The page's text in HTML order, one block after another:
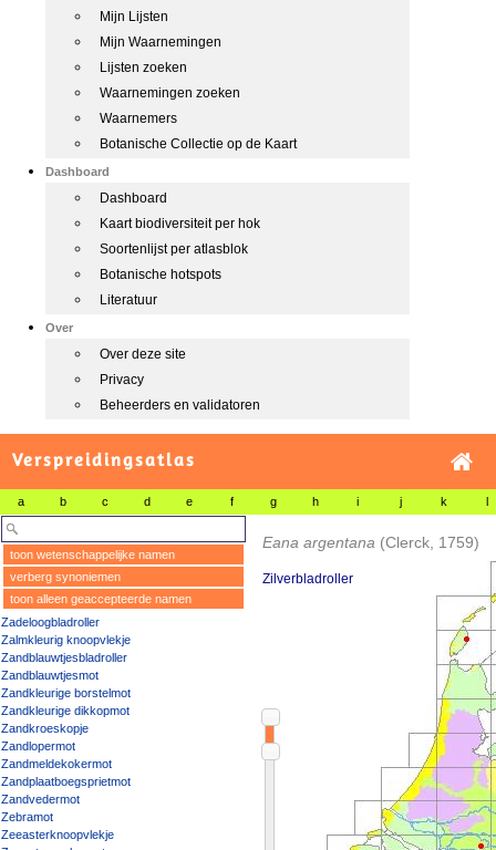
Mijn Lijsten
Mijn Waarnemingen
Lijsten zoeken
Waarnemingen zoeken
Waarnemers
Botanische Collectie op de Kaart
Dashboard
Dashboard
Kaart biodiversiteit per hok
Soortenlijst per atlasblok
Botanische hotspots
Literatuur
Over
Over deze site
Privacy
Beheerders en validatoren
Verspreidingsatlas
a b c d e f g h i j k l
toon wetenschappelijke namen
verberg synoniemen
toon alleen geaccepteerde namen
Zadeloogbladroller
Zalmkleurig knoopvlekje
Zandblauwtjesbladroller
Zandblauwtjesmot
Zandkleurige borstelmot
Zandkleurige dikkopmot
Zandkroeskopje
Zandlopermot
Zandmeldekokermot
Zandplaatboegsprietmot
Zandvedermot
Zebramot
Zeeasterknoopvlekje
Eana argentana (Clerck, 1759)
Zilverbladroller